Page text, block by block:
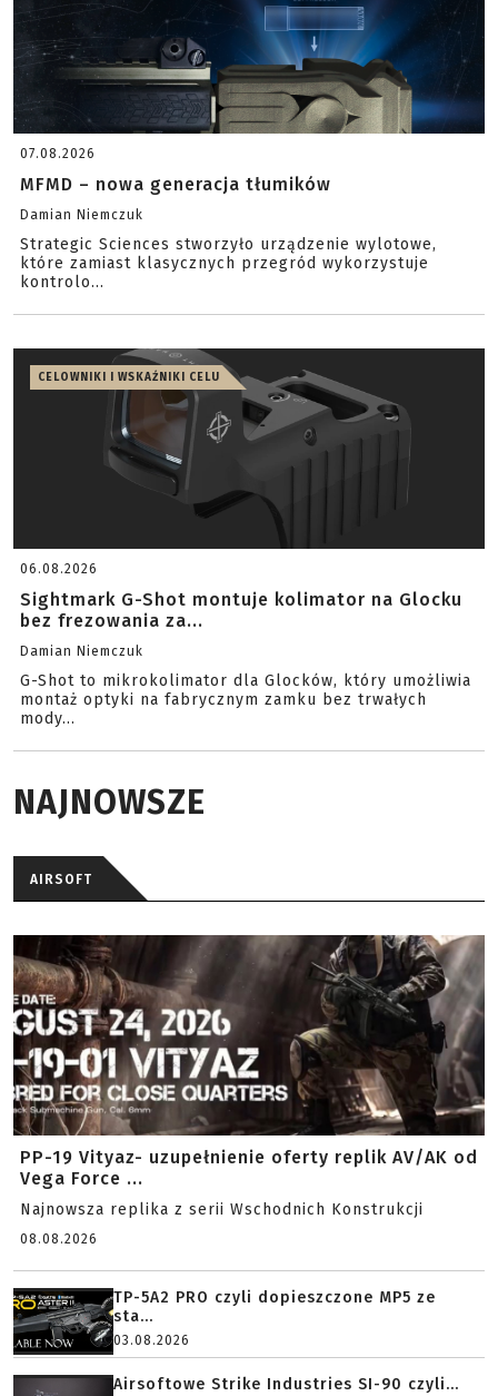
07.08.2026
MFMD – nowa generacja tłumików
Damian Niemczuk
Strategic Sciences stworzyło urządzenie wylotowe,
które zamiast klasycznych przegród wykorzystuje
kontrolo...
CELOWNIKI I WSKAŹNIKI CELU
06.08.2026
Sightmark G-Shot montuje kolimator na Glocku
bez frezowania za...
Damian Niemczuk
G-Shot to mikrokolimator dla Glocków, który umożliwia
montaż optyki na fabrycznym zamku bez trwałych
mody...
NAJNOWSZE
AIRSOFT
PP-19 Vityaz- uzupełnienie oferty replik AV/AK od
Vega Force ...
Najnowsza replika z serii Wschodnich Konstrukcji
08.08.2026
TP-5A2 PRO czyli dopieszczone MP5 ze
sta...
03.08.2026
Airsoftowe Strike Industries SI-90 czyli...